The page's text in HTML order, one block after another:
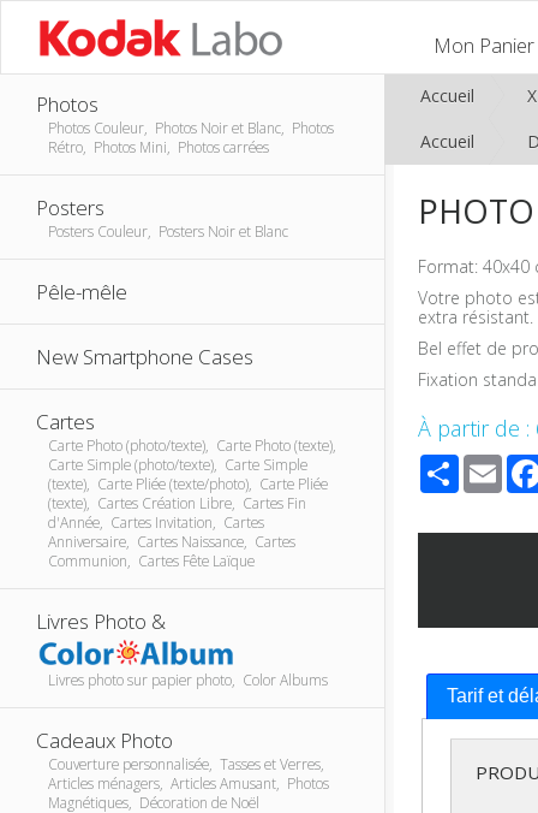
Mon Panier
Photos
Photos Couleur, Photos Noir et Blanc, Photos
Rétro, Photos Mini, Photos carrées
Posters
Posters Couleur, Posters Noir et Blanc
Pêle-mêle
New Smartphone Cases
Cartes
Carte Photo (photo/texte), Carte Photo (texte),
Carte Simple (photo/texte), Carte Simple
(texte), Carte Pliée (texte/photo), Carte Pliée
(texte), Cartes Création Libre, Cartes Fin
d'Année, Cartes Invitation, Cartes
Anniversaire, Cartes Naissance, Cartes
Communion, Cartes Fête Laïque
Livres Photo &
Livres photo sur papier photo, Color Albums
Cadeaux Photo
Couverture personnalisée, Tasses et Verres,
Articles ménagers, Articles Amusant, Photos
Magnétiques, Décoration de Noël
Accueil
Accueil
Format: 40x40
Votre photo
extra résistant.
Bel effet de
Fixation
À partir de :
Share
Tarif et